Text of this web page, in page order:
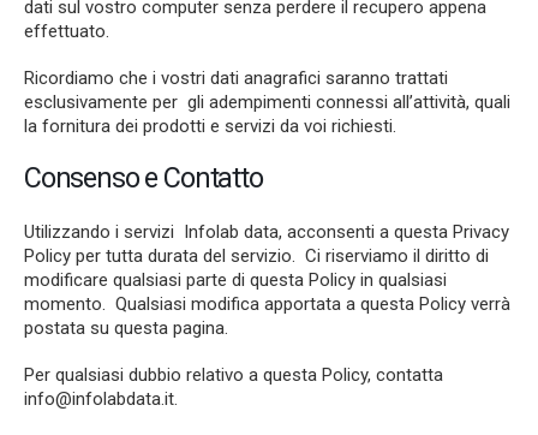
dati sul vostro computer senza perdere il recupero appena
effettuato.
Ricordiamo che i vostri dati anagrafici saranno trattati
esclusivamente per gli adempimenti connessi all’attività, quali
la fornitura dei prodotti e servizi da voi richiesti.
Consenso e Contatto
Utilizzando i servizi Infolab data, acconsenti a questa Privacy
Policy per tutta durata del servizio. Ci riserviamo il diritto di
modificare qualsiasi parte di questa Policy in qualsiasi
momento. Qualsiasi modifica apportata a questa Policy verrà
postata su questa pagina.
Per qualsiasi dubbio relativo a questa Policy, contatta
info@infolabdata.it